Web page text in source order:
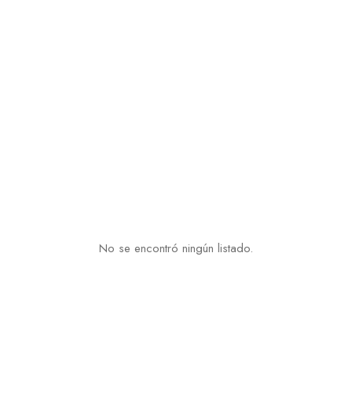
No se encontró ningún listado.